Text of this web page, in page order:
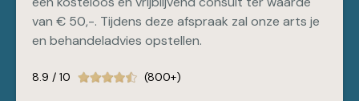
van € 50,-. Tijdens deze afspraak zal onze arts je
en behandeladvies opstellen.
8.9 / 10 (800+)